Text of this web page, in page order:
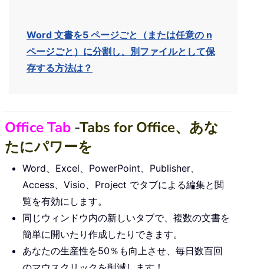
Word 文書を5 ページごと（または任意の n
ページごと）に分割し、別ファイルとして保
存する方法は？
Office Tab -Tabs for Office、あな
たにパワーを
Word、Excel、PowerPoint、Publisher、
Access、Visio、Project でタブによる編集と閲
覧を有効にします。
同じウィンドウ内の新しいタブで、複数の文書を
簡単に開いたり作成したりできます。
あなたの生産性を50％も向上させ、毎日数百回